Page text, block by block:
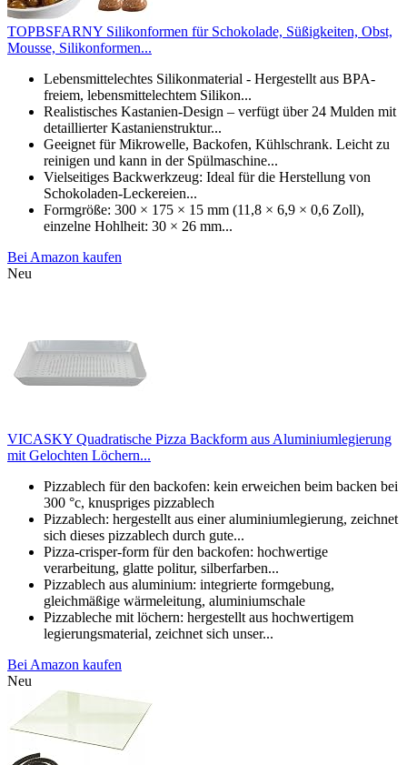
TOPBSFARNY Silikonformen für Schokolade, Süßigkeiten, Obst,
Mousse, Silikonformen...
Lebensmittelechtes Silikonmaterial - Hergestellt aus BPA-
freiem, lebensmittelechtem Silikon...
Realistisches Kastanien-Design – verfügt über 24 Mulden mit
detaillierter Kastanienstruktur...
Geeignet für Mikrowelle, Backofen, Kühlschrank. Leicht zu
reinigen und kann in der Spülmaschine...
Vielseitiges Backwerkzeug: Ideal für die Herstellung von
Schokoladen-Leckereien...
Formgröße: 300 × 175 × 15 mm (11,8 × 6,9 × 0,6 Zoll),
einzelne Hohlheit: 30 × 26 mm...
Bei Amazon kaufen
Neu
VICASKY Quadratische Pizza Backform aus Aluminiumlegierung
mit Gelochten Löchern...
Pizzablech für den backofen: kein erweichen beim backen bei
300 °c, knuspriges pizzablech
Pizzablech: hergestellt aus einer aluminiumlegierung, zeichnet
sich dieses pizzablech durch gute...
Pizza-crisper-form für den backofen: hochwertige
verarbeitung, glatte politur, silberfarben...
Pizzablech aus aluminium: integrierte formgebung,
gleichmäßige wärmeleitung, aluminiumschale
Pizzableche mit löchern: hergestellt aus hochwertigem
legierungsmaterial, zeichnet sich unser...
Bei Amazon kaufen
Neu